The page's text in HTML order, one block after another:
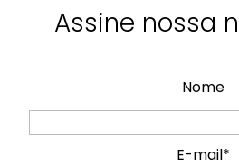
Assine nossa
Nome
E-mail*